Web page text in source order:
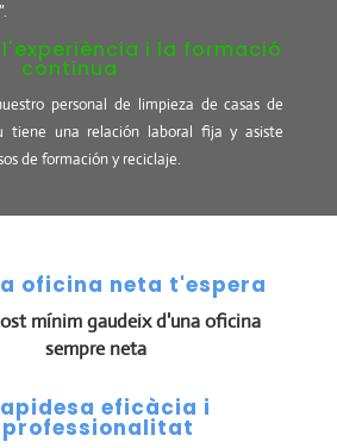
i la formació
continua
personal de limpieza de casas de
tiene una relación laboral fija y asiste
de formación y reciclaje.
oficina neta t'espera
mínim gaudeix d'una oficina
sempre neta
eficàcia i
professionalitat